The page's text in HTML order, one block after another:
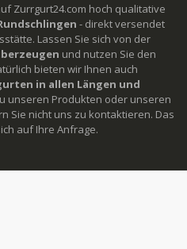
Zurrgurt24.com hoch qualitative
- direkt versendet
Lassen Sie sich von der
und nutzen Sie den
bieten wir Ihnen auch
in allen Längen und
unseren Produkten oder unseren
Sie nicht uns zu kontaktieren. Das
auf Ihre Anfrage.